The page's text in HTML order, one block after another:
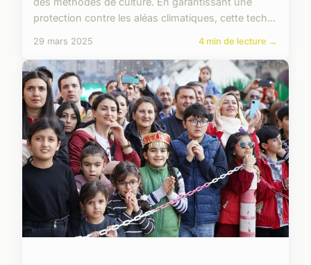
protection contre les aléas climatiques, cette tech...
29 mars 2025 4 min de lecture →